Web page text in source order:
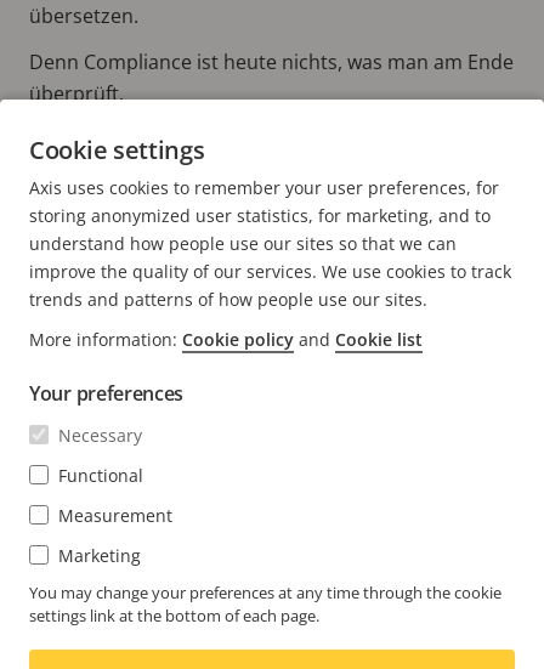
übersetzen.
Denn Compliance ist heute nichts, was man am Ende
überprüft.
Verfasst von Steven Kenny, Architect & Engineering
Program Manager EMEA
Kontaktieren Sie uns
Experience Center
NEWS & STORYS
Life at Axis
Engineering at Axis
ABONNIEREN
Newsletter abonnieren
Abonnieren Sie die E-Mails mit
Sicherheitsbenachrichtigungen von Axis
GERMANY / DEUTSCH NEWSROOM
Cookie settings
Axis uses cookies to remember your user preferences, for
storing anonymized user statistics, for marketing, and to
understand how people use our sites so that we can
improve the quality of our services. We use cookies to track
trends and patterns of how people use our sites.
More information: Cookie policy and Cookie list
Your preferences
Necessary
Functional
Measurement
Marketing
You may change your preferences at any time through the cookie
settings link at the bottom of each page.